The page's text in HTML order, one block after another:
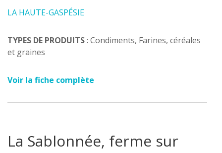
LA HAUTE-GASPÉSIE
TYPES DE PRODUITS: Condiments, Farines, céréales
et graines
Voir la fiche complète
La Sablonnée, ferme sur